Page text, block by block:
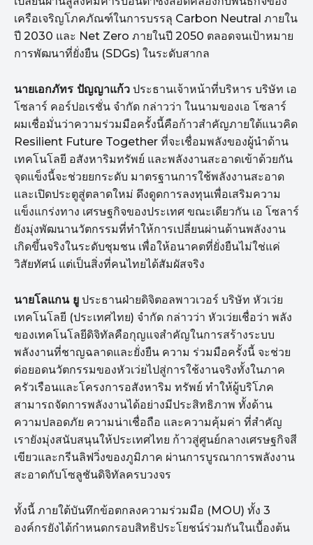
เครือเจริญโภคภัณฑ์ในการบรรลุ Carbon Neutral ภายใน
ปี 2030 และ Net Zero ภายในปี 2050 ตลอดจนเป้าหมาย
การพัฒนาที่ยั่งยืน (SDGs) ในระดับสากล
นายเอกภัทร ปัญญาแก้ว ประธานเจ้าหน้าที่บริหาร บริษัท เอ
โซลาร์ คอร์ปอเรชั่น จำกัด กล่าวว่า ในนามของเอ โซลาร์
ผมเชื่อมั่นว่าความร่วมมือครั้งนี้คือก้าวสำคัญภายใต้แนวคิด
Resilient Future Together ที่จะเชื่อมพลังของผู้นำด้าน
เทคโนโลยี อสังหาริมทรัพย์ และพลังงานสะอาดเข้าด้วยกัน
จุดแข็งนี้จะช่วยยกระดับ มาตรฐานการใช้พลังงานสะอาด
และเปิดประตูสู่ตลาดใหม่ ดึงดูดการลงทุนเพื่อเสริมความ
แข็งแกร่งทาง เศรษฐกิจของประเทศ ขณะเดียวกัน เอ โซลาร์
ยังมุ่งพัฒนานวัตกรรมที่ทำให้การเปลี่ยนผ่านด้านพลังงาน
เกิดขึ้นจริงในระดับชุมชน เพื่อให้อนาคตที่ยั่งยืนไม่ใช่แค่
วิสัยทัศน์ แต่เป็นสิ่งที่คนไทยได้สัมผัสจริง
นายโลแกน ยู ประธานฝ่ายดิจิตอลพาวเวอร์ บริษัท หัวเว่ย
เทคโนโลยี (ประเทศไทย) จำกัด กล่าวว่า หัวเว่ยเชื่อว่า พลัง
ของเทคโนโลยีดิจิทัลคือกุญแจสำคัญในการสร้างระบบ
พลังงานที่ชาญฉลาดและยั่งยืน ความ ร่วมมือครั้งนี้ จะช่วย
ต่อยอดนวัตกรรมของหัวเว่ยไปสู่การใช้งานจริงทั้งในภาค
ครัวเรือนและโครงการอสังหาริม ทรัพย์ ทำให้ผู้บริโภค
สามารถจัดการพลังงานได้อย่างมีประสิทธิภาพ ทั้งด้าน
ความปลอดภัย ความน่าเชื่อถือ และความคุ้มค่า ที่สำคัญ
เรายังมุ่งสนับสนุนให้ประเทศไทย ก้าวสู่ศูนย์กลางเศรษฐกิจสี
เขียวและกรีนลิฟวิ่งของภูมิภาค ผ่านการบูรณาการพลังงาน
สะอาดกับโซลูชันดิจิทัลครบวงจร
ทั้งนี้ ภายใต้บันทึกข้อตกลงความร่วมมือ (MOU) ทั้ง 3
องค์กรยังได้กำหนดกรอบสิทธิประโยชน์ร่วมกันในเบื้องต้น